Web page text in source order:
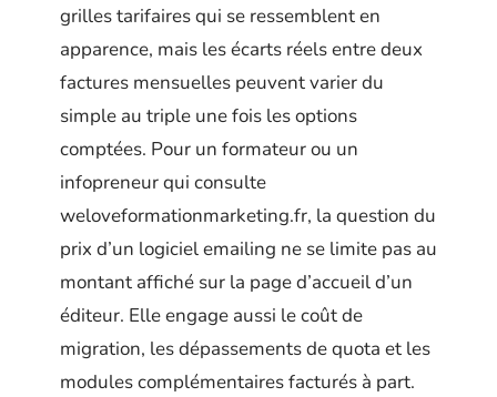
grilles tarifaires qui se ressemblent en
apparence, mais les écarts réels entre deux
factures mensuelles peuvent varier du
simple au triple une fois les options
comptées. Pour un formateur ou un
infopreneur qui consulte
weloveformationmarketing.fr, la question du
prix d’un logiciel emailing ne se limite pas au
montant affiché sur la page d’accueil d’un
éditeur. Elle engage aussi le coût de
migration, les dépassements de quota et les
modules complémentaires facturés à part.